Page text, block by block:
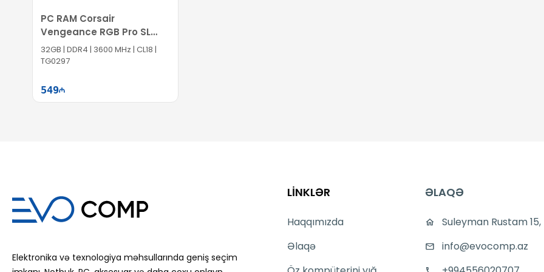
PC RAM Corsair
Vengeance RGB Pro SL
32GB
32GB | DDR4 | 3600 MHz | CL18 |
TG0297
549
Elektronika və texnologiya məhsullarında geniş seçim
LİNKLƏR
Haqqımızda
Əlaqə
ƏLAQƏ
Suleyman Rustam 15,
info@evocomp.az